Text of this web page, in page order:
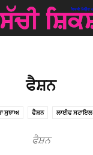
ਫੈਸ਼ਨ
ਸੁਝਾਅ ਫੈਸ਼ਨ ਲਾਈਫ ਸਟਾਇਲ
ਫੈਸ਼ਨ